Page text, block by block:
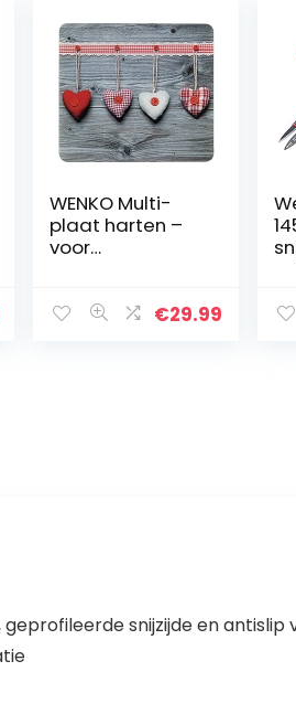
WENKO Multi-
plaat harten –
voor
snijplank,
€29.99
snijzijde en antislip